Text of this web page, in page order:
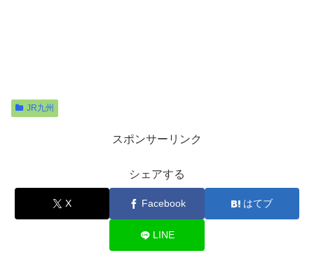
JR九州
スポンサーリンク
シェアする
X Facebook はてブ
LINE